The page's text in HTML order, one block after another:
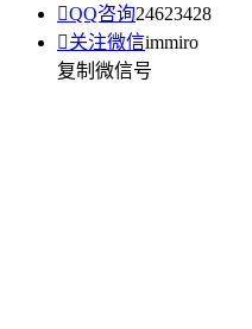
QQ咨询24623428
关注微信immiro
复制微信号